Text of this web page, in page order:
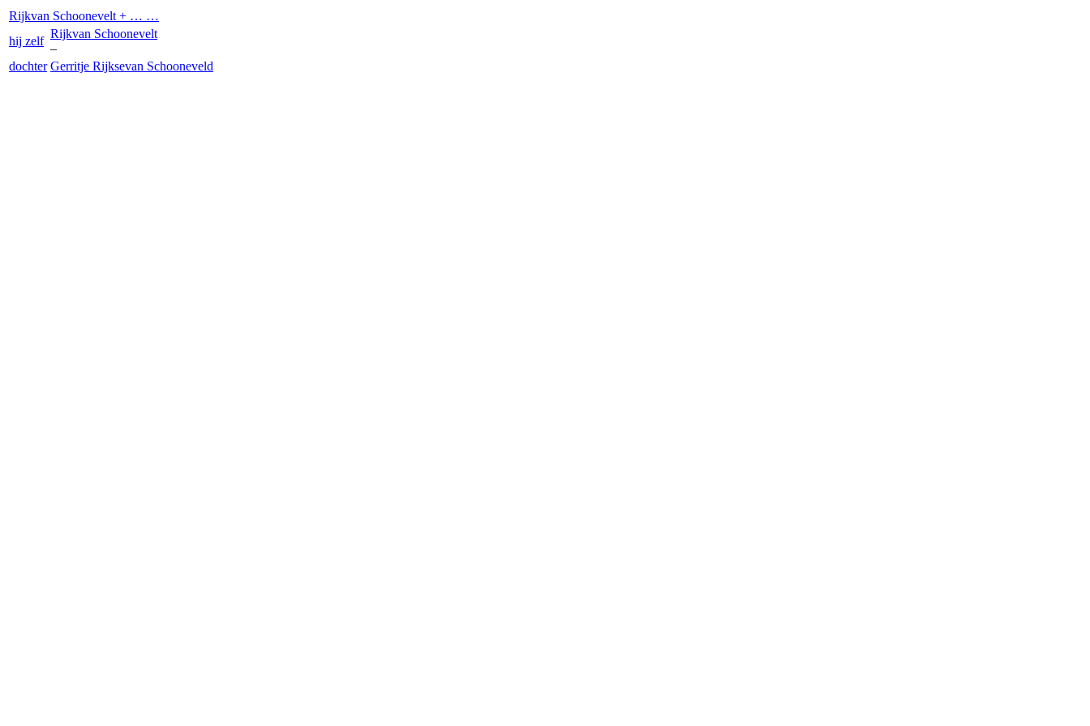
Rijkvan Schoonevelt + … …
hij zelf
Rijkvan Schoonevelt
–
dochter Gerritje Rijksevan Schooneveld